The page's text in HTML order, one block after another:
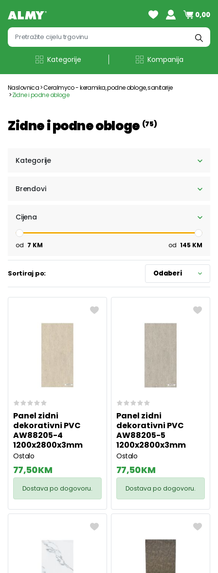
0,00
Kategorije Kompanija
Naslovnica Ceralmyco - keramika, podne obloge, sanitarije
Zidne i podne obloge
Zidne i podne obloge (75)
Kategorije
Brendovi
Cijena
od 7 KM od 145 KM
Sortiraj po: Odaberi
Panel zidni
dekorativni PVC
AW88205-4
1200x2800x3mm
Ostalo
77,50 KM
Dostava po dogovoru.
Panel zidni
dekorativni PVC
AW88205-5
1200x2800x3mm
Ostalo
77,50 KM
Dostava po dogovoru.